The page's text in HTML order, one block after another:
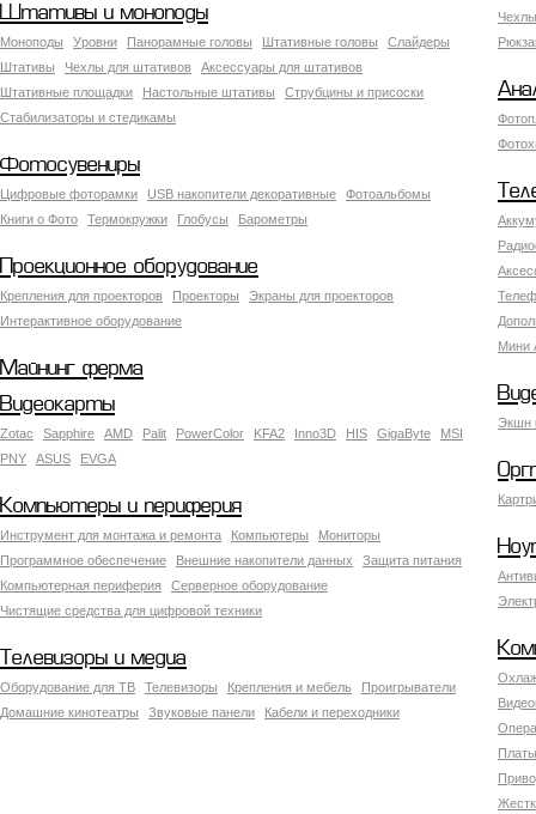
Штативы и моноподы
Моноподы Уровни Панорамные головы Штативные головы
Слайдеры
Штативы
Чехлы для штативов
Аксессуары для штативов
Штативные площадки
Настольные штативы
Струбцины и присоски
Стабилизаторы и стедикамы
Фотосувениры
Цифровые фоторамки USB накопители декоративные
Фотоальбомы
Книги о Фото
Термокружки Глобусы Барометры
Мини
Проекционное оборудование
Крепления для проекторов Проекторы
Экраны для проекторов
Интерактивное оборудование
Майнинг ферма
Экшн
Видеокарты
Zotac Sapphire AMD Palit PowerColor KFA2 Inno3D HIS GigaByte
MSI
PNY
ASUS EVGA
Компьютеры и периферия
Инструмент для монтажа и ремонта Компьютеры
Мониторы
Программное обеспечение
Внешние накопители данных
Защита питания
Компьютерная периферия
Серверное оборудование
Чистящие средства для цифровой техники
Телевизоры и медиа
Оборудование для ТВ Телевизоры Крепления и мебель
Проигрыватели
Домашние кинотеатры
Звуковые панели Кабели и переходники